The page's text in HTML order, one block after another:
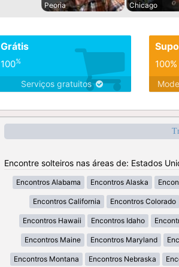
Peoria
Chicago
Grátis
100%
Serviços gratuitos
Encontre solteiros nas áreas de: Estados
Encontros Alabama Encontros Alaska
Encontros California Encontros Colorado
Encontros Hawaii Encontros Idaho
Encontros Maine Encontros Maryland
Encontros Montana Encontros Nebraska